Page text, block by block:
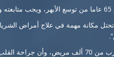
مكانة مهمة في علاج أمراض
وأفاد أن “جراحة المجازة التاجية تتم سنويا لما يقرب